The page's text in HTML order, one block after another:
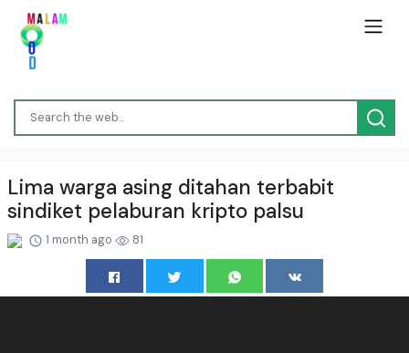
Lima warga asing ditahan terbabit
sindiket pelaburan kripto palsu
1 month ago 81